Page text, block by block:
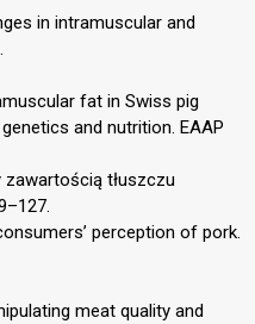
in intramuscular and
fat in Swiss pig
and nutrition. EAAP
zawartością tłuszczu
perception of pork.
meat quality and